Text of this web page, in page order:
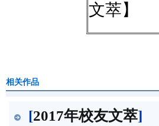
文萃】
相关作品
[2017年校友文萃]